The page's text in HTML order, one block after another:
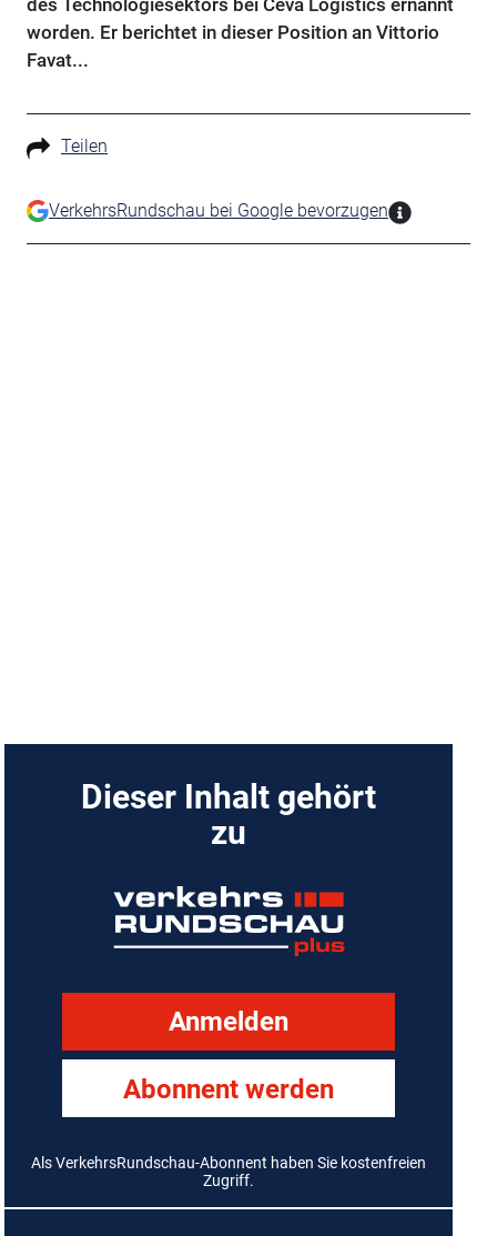
des Technologiesektors bei Ceva Logistics ernannt
worden. Er berichtet in dieser Position an Vittorio
Favat...
Teilen
VerkehrsRundschau bei Google bevorzugen
Dieser Inhalt gehört
zu
Anmelden
Abonnent werden
Als VerkehrsRundschau-Abonnent haben Sie kostenfreien
Zugriff.